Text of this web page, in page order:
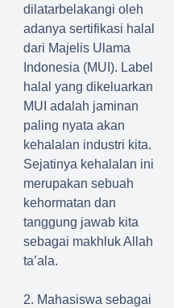
dilatarbelakangi oleh
adanya sertifikasi halal
dari Majelis Ulama
Indonesia (MUI). Label
halal yang dikeluarkan
MUI adalah jaminan
paling nyata akan
kehalalan industri kita.
Sejatinya kehalalan ini
merupakan sebuah
kehormatan dan
tanggung jawab kita
sebagai makhluk Allah
ta’ala.
2. Mahasiswa sebagai